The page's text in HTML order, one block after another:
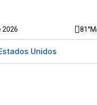
2026 81°
Unidos